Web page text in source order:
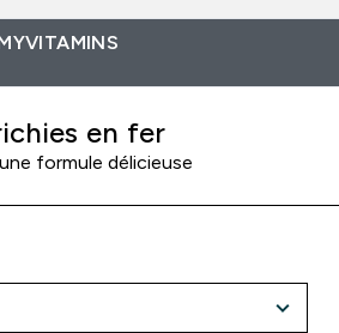
en fer
formule délicieuse